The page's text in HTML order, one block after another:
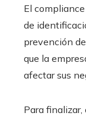
El
de
prevención
que la
afectar sus
Para